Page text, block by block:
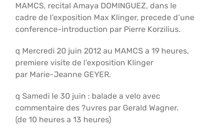
MAMCS, recital Amaya DOMINGUEZ, dans le
cadre de l’exposition Max Klinger, precede d’une
conference-introduction par Pierre Korzilius.
q Mercredi 20 juin 2012 au MAMCS a 19 heures,
premiere visite de l’exposition Klinger
par Marie-Jeanne GEYER.
q Samedi le 30 juin : balade a velo avec
commentaire des ?uvres par Gerald Wagner.
(de 10 heures a 13 heures)